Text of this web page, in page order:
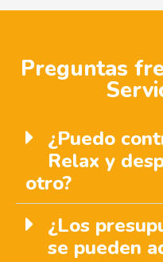
Preguntas
¿Puedo
Relax y
otro?
¿Los
se pueden